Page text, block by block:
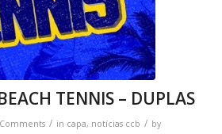
TENNIS – DUPLAS
/ in capa, notícias ccb / by